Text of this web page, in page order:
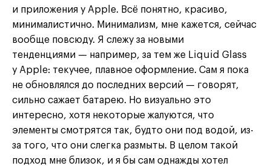
и приложения у Apple. Всё понятно, красиво,
минималистично. Минимализм, мне кажется, сейчас
вообще повсюду. Я слежу за новыми
тенденциями — например, за тем же Liquid Glass
у Apple: текучее, плавное оформление. Сам я пока
не обновлялся до последних версий — говорят,
сильно сажает батарею. Но визуально это
интересно, хотя некоторые жалуются, что
элементы смотрятся так, будто они под водой, из-
за того, что они слегка размыты. В целом такой
подход мне близок, и я бы сам однажды хотел